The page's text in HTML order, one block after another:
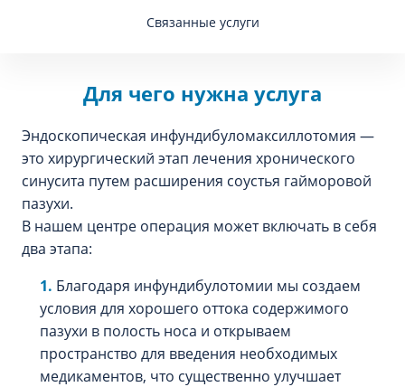
Связанные услуги
Для чего нужна услуга
Эндоскопическая инфундибуломаксиллотомия —
это хирургический этап лечения хронического
синусита путем расширения соустья гайморовой
пазухи.
В нашем центре операция может включать в себя
два этапа:
Благодаря инфундибулотомии мы создаем
условия для хорошего оттока содержимого
пазухи в полость носа и открываем
пространство для введения необходимых
медикаментов, что существенно улучшает